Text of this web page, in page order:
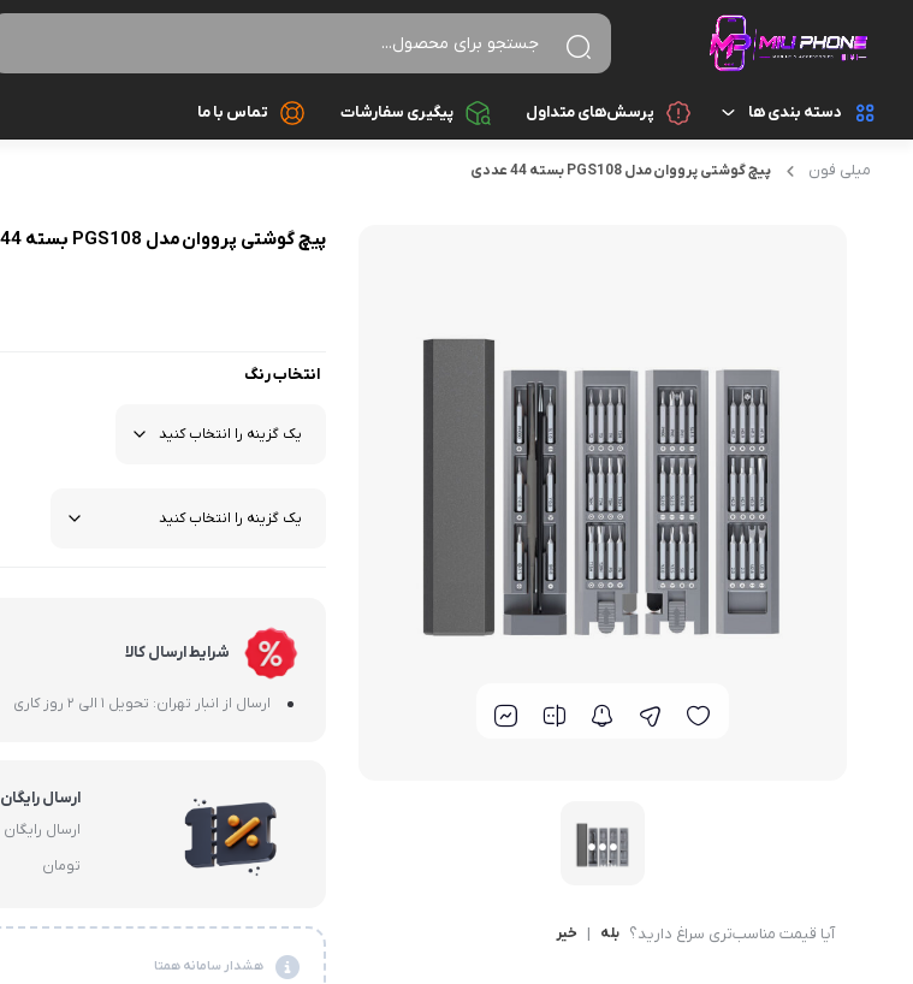
دسته بندی ها
تجهیزات جانبی
سایر تجهیزات جانبی
پرسش‌های متداول پیگیری سفارشات تماس با ما
میلی فون پیچ گوشتی پرووان مدل PGS108 بسته 44 عددی
آیا قیمت مناسب‌تری سراغ دارید؟ بله | خیر
پیچ گوشتی پرووان مدل PGS108 بسته 44 عددی
انتخاب رنگ
شرایط ارسال کالا
ارسال از انبار تهران: تحویل 1 الی 2 روز کاری
ارسال رایگان
تومان
هشدار سامانه همتا